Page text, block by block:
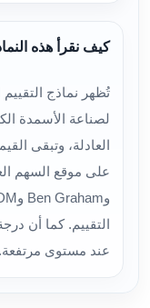
كيف نقرأ هذه
تُظهر نماذج
العادلة، وتبقى
التقييم. كما أن
عند مستوى مرتفعة.